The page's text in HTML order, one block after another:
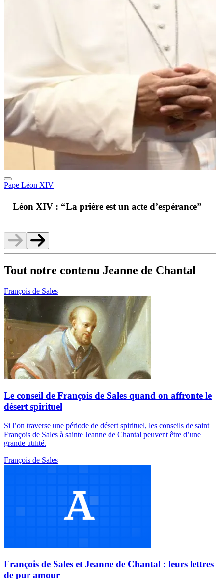
Pape Léon XIV
Léon XIV : “La prière est un acte d’espérance”
Tout notre contenu Jeanne de Chantal
François de Sales
Le conseil de François de Sales quand on affronte le
désert spirituel
Si l’on traverse une période de désert spirituel, les conseils de saint
François de Sales à sainte Jeanne de Chantal peuvent être d’une
grande utilité.
François de Sales
François de Sales et Jeanne de Chantal : leurs lettres
de pur amour